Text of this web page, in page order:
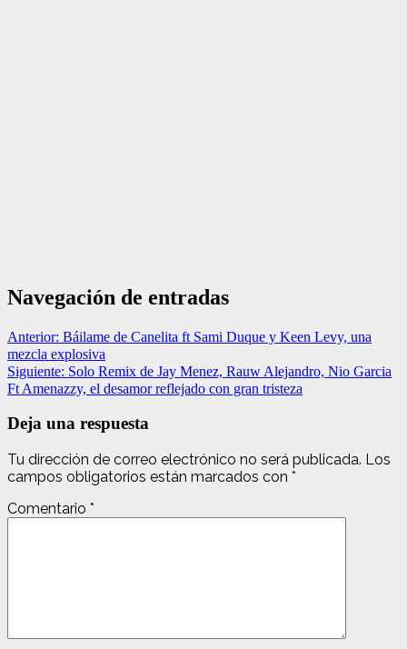
Navegación de entradas
Anterior: Báilame de Canelita ft Sami Duque y Keen Levy, una
mezcla explosiva
Siguiente: Solo Remix de Jay Menez, Rauw Alejandro, Nio Garcia
Ft Amenazzy, el desamor reflejado con gran tristeza
Deja una respuesta
Tu dirección de correo electrónico no será publicada. Los
campos obligatorios están marcados con *
Comentario *